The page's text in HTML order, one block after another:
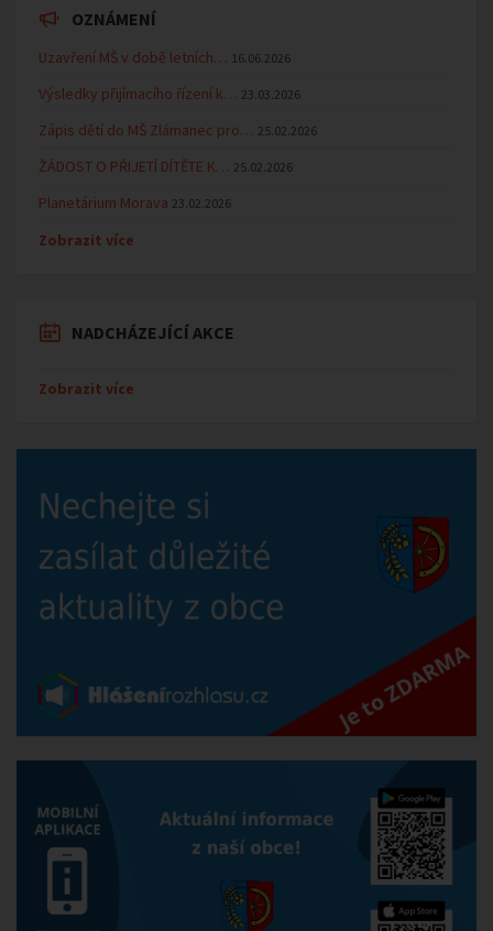
OZNÁMENÍ
Uzavření MŠ v době letních… 16.06.2026
Výsledky přijímacího řízení k… 23.03.2026
Zápis dětí do MŠ Zlámanec pro… 25.02.2026
ŽÁDOST O PŘIJETÍ DÍTĚTE K… 25.02.2026
Planetárium Morava 23.02.2026
Zobrazit více
NADCHÁZEJÍCÍ AKCE
Zobrazit více